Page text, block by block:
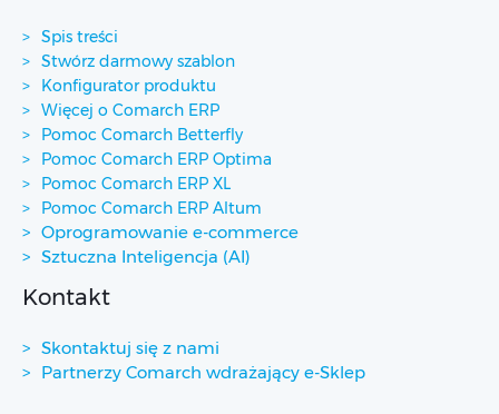
Spis treści
Stwórz darmowy szablon
Konfigurator produktu
Więcej o Comarch ERP
Pomoc Comarch Betterfly
Pomoc Comarch ERP Optima
Pomoc Comarch ERP XL
Pomoc Comarch ERP Altum
Oprogramowanie e-commerce
Sztuczna Inteligencja (AI)
Kontakt
Skontaktuj się z nami
Partnerzy Comarch wdrażający e-Sklep